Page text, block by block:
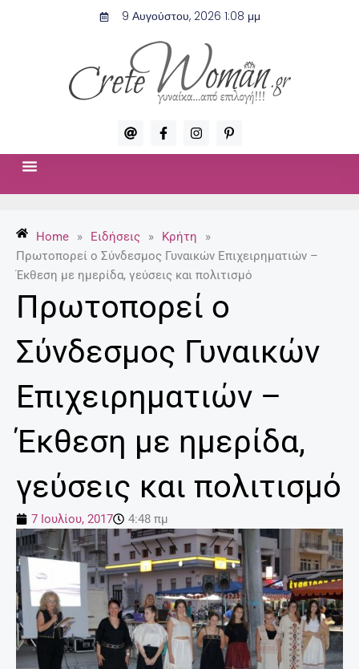
9 Αυγούστου, 2026 1:08 μμ
A
t
F
a
c
-
f
I
n
s
P
i
n
p
Home » Ειδήσεις » Κρήτη
»
Πρωτοπορεί ο Σύνδεσμος Γυναικών Επιχειρηματιών –
Έκθεση με ημερίδα, γεύσεις και πολιτισμό
Πρωτοπορεί ο
Σύνδεσμος Γυναικών
Επιχειρηματιών –
Έκθεση με ημερίδα,
γεύσεις και πολιτισμό
7 Ιουλίου, 2017 4:48 πμ